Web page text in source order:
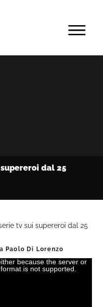
MENU
dal 25
tv sui supereroi dal 25
Paolo Di Lorenzo
because the server or
is not supported.